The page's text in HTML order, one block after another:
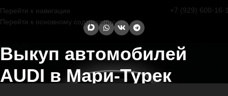
Перейти к навигации
Перейти к основному содержанию
+7 (929) 600-16-
Выкуп автомобилей
AUDI в Мари-Турек